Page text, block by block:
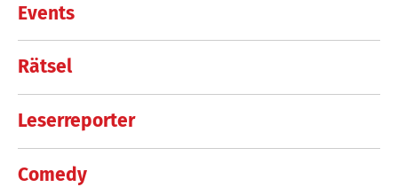
Events
Rätsel
Leserreporter
Comedy